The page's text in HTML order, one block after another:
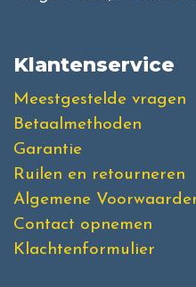
Klantenservice
Meestgestelde vragen
Betaalmethoden
Garantie
Ruilen en retourneren
Algemene
Contact opnemen
Klachtenformulier